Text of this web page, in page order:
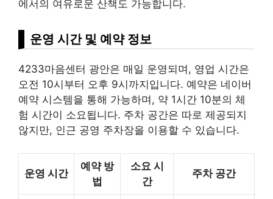
에서의 여유로운 산책도 가능합니다.
운영 시간 및 예약 정보
4233마음센터 광안은 매일 운영되며, 영업 시간은
오전 10시부터 오후 9시까지입니다. 예약은 네이버
예약 시스템을 통해 가능하며, 약 1시간 10분의 체
험 시간이 소요됩니다. 주차 공간은 따로 제공되지
않지만, 인근 공영 주차장을 이용할 수 있습니다.
운영 시간
예약 방
법
소요 시
간
주차 공간